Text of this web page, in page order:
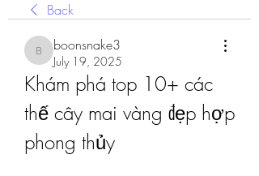
Back
boonsnake3
boonsnake3
July 19, 2025
Khám phá top 10+ các
thế cây mai vàng đẹp hợp
phong thủy